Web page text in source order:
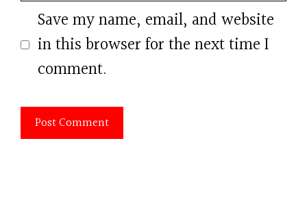
Save my name, email, and website
in this browser for the next time I
comment.